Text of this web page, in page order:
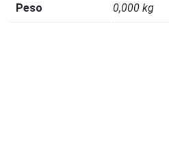
Peso 0,000 kg